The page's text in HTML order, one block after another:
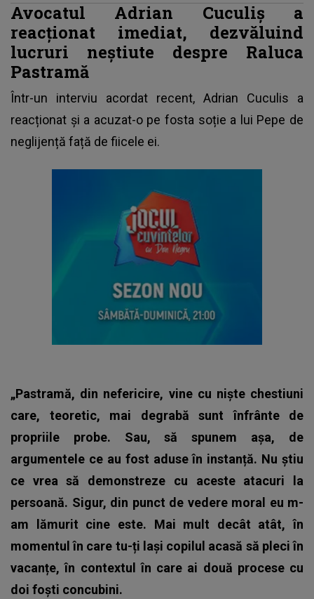
Avocatul Adrian Cuculiș a
reacționat imediat, dezvăluind
lucruri neștiute despre Raluca
Pastramă
Într-un interviu acordat recent, Adrian Cuculis a
reacționat și a acuzat-o pe fosta soție a lui Pepe de
neglijență față de fiicele ei.
„Pastramă, din nefericire, vine cu niște chestiuni
care, teoretic, mai degrabă sunt înfrânte de
propriile probe. Sau, să spunem așa, de
argumentele ce au fost aduse în instanță. Nu știu
ce vrea să demonstreze cu aceste atacuri la
persoană. Sigur, din punct de vedere moral eu m-
am lămurit cine este. Mai mult decât atât, în
momentul în care tu-ți lași copilul acasă să pleci în
vacanțe, în contextul în care ai două procese cu
doi foști concubini.